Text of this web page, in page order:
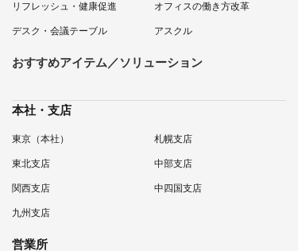
リフレッシュ・健康促進 オフィスの働き方改革
デスク・会議テーブル アスクル
おすすめアイテム／ソリューション
本社・支店
東京（本社） 札幌支店
東北支店 中部支店
関西支店 中四国支店
九州支店
営業所